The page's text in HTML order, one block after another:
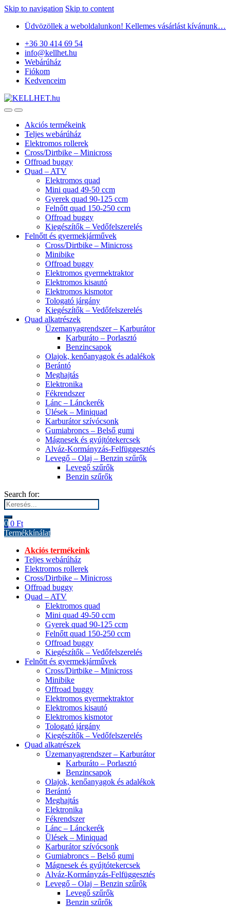
Skip to navigation Skip to content
Üdvözöllek a weboldalunkon! Kellemes vásárlást kívánunk…
+36 30 414 69 54
info@kellhet.hu
Webárúház
Fiókom
Kedvenceim
Akciós termékeink
Teljes webárúház
Elektromos rollerek
Cross/Dirtbike – Minicross
Offroad buggy
Quad – ATV
Elektromos quad
Mini quad 49-50 ccm
Gyerek quad 90-125 ccm
Felnőtt quad 150-250 ccm
Offroad buggy
Kiegészítők – Vedőfelszerelés
Felnőtt és gyermekjárművek
Cross/Dirtbike – Minicross
Minibike
Offroad buggy
Elektromos gyermektraktor
Elektromos kisautó
Elektromos kismotor
Tologató járgány
Kiegészítők – Vedőfelszerelés
Quad alkatrészek
Üzemanyagrendszer – Karburátor
Karburáto – Porlasztó
Benzincsapok
Olajok, kenőanyagok és adalékok
Berántó
Meghajtás
Elektronika
Fékrendszer
Lánc – Lánckerék
Ülések – Miniquad
Karburátor szívócsonk
Gumiabroncs – Belső gumi
Mágnesek és gyújtótekercsek
Alváz-Kormányzás-Felfüggesztés
Levegő – Olaj – Benzin szűrők
Levegő szűrők
Benzin szűrők
Search for:
0 0 Ft
Termékkínálat
Akciós termékeink
Teljes webárúház
Elektromos rollerek
Cross/Dirtbike – Minicross
Offroad buggy
Quad – ATV
Elektromos quad
Mini quad 49-50 ccm
Gyerek quad 90-125 ccm
Felnőtt quad 150-250 ccm
Offroad buggy
Kiegészítők – Vedőfelszerelés
Felnőtt és gyermekjárművek
Cross/Dirtbike – Minicross
Minibike
Offroad buggy
Elektromos gyermektraktor
Elektromos kisautó
Elektromos kismotor
Tologató járgány
Kiegészítők – Vedőfelszerelés
Quad alkatrészek
Üzemanyagrendszer – Karburátor
Karburáto – Porlasztó
Benzincsapok
Olajok, kenőanyagok és adalékok
Berántó
Meghajtás
Elektronika
Fékrendszer
Lánc – Lánckerék
Ülések – Miniquad
Karburátor szívócsonk
Gumiabroncs – Belső gumi
Mágnesek és gyújtótekercsek
Alváz-Kormányzás-Felfüggesztés
Levegő – Olaj – Benzin szűrők
Levegő szűrők
Benzin szűrők